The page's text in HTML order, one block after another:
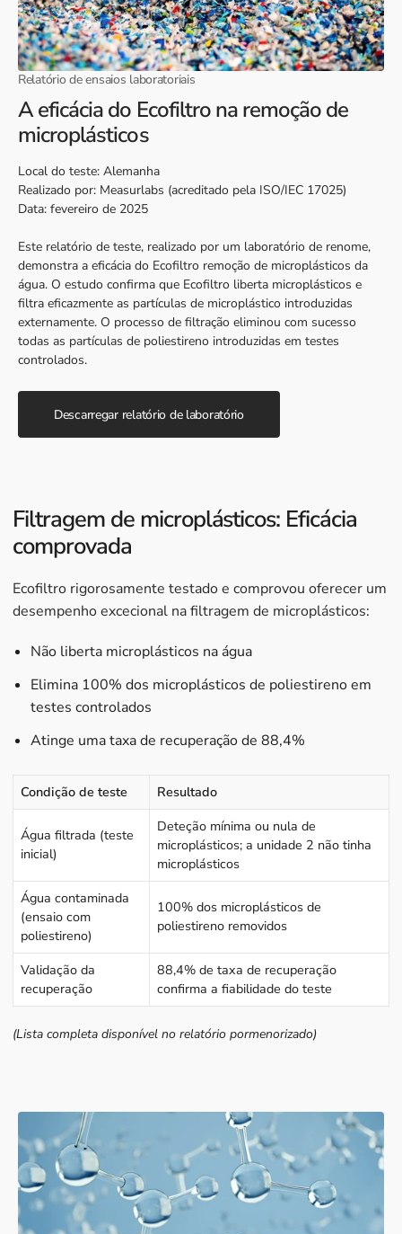
Relatório de ensaios laboratoriais
A eficácia do Ecofiltro na remoção de
microplásticos
Local do teste: Alemanha
Realizado por: Measurlabs (acreditado pela ISO/IEC 17025)
Data: fevereiro de 2025
Este relatório de teste, realizado por um laboratório de renome,
demonstra a eficácia do Ecofiltro remoção de microplásticos da
água. O estudo confirma que Ecofiltro liberta microplásticos e
filtra eficazmente as partículas de microplástico introduzidas
externamente. O processo de filtração eliminou com sucesso
todas as partículas de poliestireno introduzidas em testes
controlados.
Descarregar relatório de laboratório
Filtragem de microplásticos: Eficácia
comprovada
Ecofiltro rigorosamente testado e comprovou oferecer um
desempenho excecional na filtragem de microplásticos:
Não liberta microplásticos na água
Elimina 100% dos microplásticos de poliestireno em
testes controlados
Atinge uma taxa de recuperação de 88,4%
Condição de teste Resultado
Água filtrada (teste
inicial)
Deteção mínima ou nula de
microplásticos; a unidade 2 não tinha
microplásticos
Água contaminada
(ensaio com
poliestireno)
100% dos microplásticos de
poliestireno removidos
Validação da
recuperação
88,4% de taxa de recuperação
confirma a fiabilidade do teste
(Lista completa disponível no relatório pormenorizado)